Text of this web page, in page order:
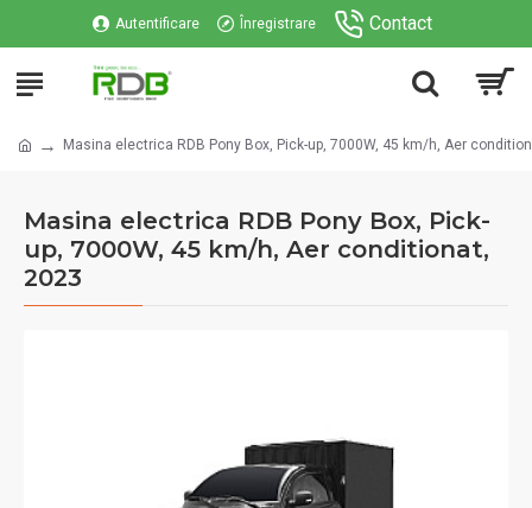
Autentificare Înregistrare Contact
Masina electrica RDB Pony Box, Pick-up, 7000W, 45 km/h, Aer
Masina electrica RDB Pony Box, Pick-
up, 7000W, 45 km/h, Aer conditionat,
2023